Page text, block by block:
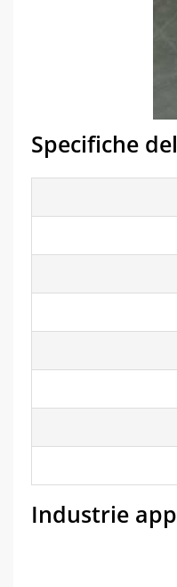
Specifiche
Industrie